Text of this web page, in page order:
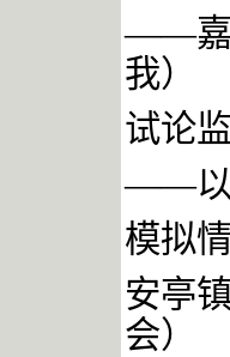
——嘉
我）
试论
——以
模拟
安亭
会）